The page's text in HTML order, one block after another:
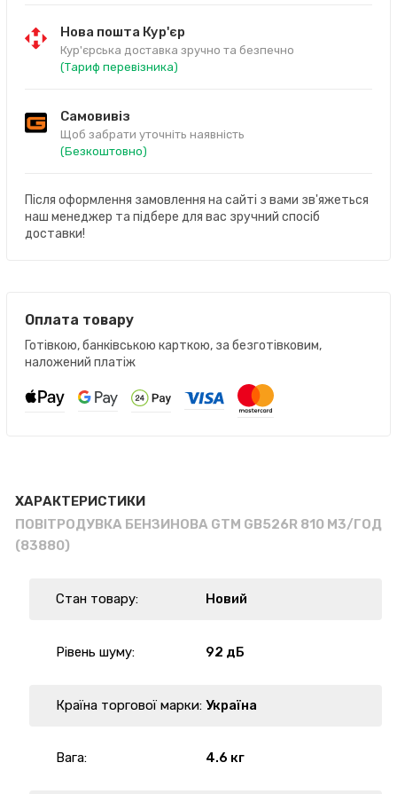
Нова пошта Кур'єр
Кур'єрська доставка зручно та безпечно
(Тариф перевізника)
Самовивіз
Щоб забрати уточніть наявність
(Безкоштовно)
Після оформлення замовлення на сайті з вами зв'яжеться
наш менеджер та підбере для вас зручний спосіб
доставки!
Оплата товару
Готівкою, банківською карткою, за безготівковим,
наложений платіж
ХАРАКТЕРИСТИКИ
ПОВІТРОДУВКА БЕНЗИНОВА GTM GB526R 810 М3/ГОД
(83880)
Стан товару: Новий
Рівень шуму: 92 дБ
Країна торгової марки: Україна
Вага: 4.6 кг